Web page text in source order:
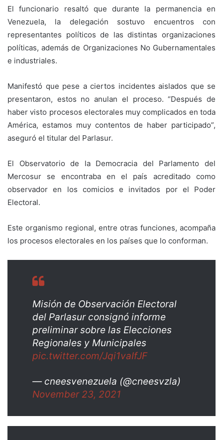
El funcionario resaltó que durante la permanencia en
Venezuela, la delegación sostuvo encuentros con
representantes políticos de las distintas organizaciones
políticas, además de Organizaciones No Gubernamentales
e industriales.
Manifestó que pese a ciertos incidentes aislados que se
presentaron, estos no anulan el proceso. “Después de
haber visto procesos electorales muy complicados en toda
América, estamos muy contentos de haber participado”,
aseguró el titular del Parlasur.
El Observatorio de la Democracia del Parlamento del
Mercosur se encontraba en el país acreditado como
observador en los comicios e invitados por el Poder
Electoral.
Este organismo regional, entre otras funciones, acompaña
los procesos electorales en los países que lo conforman.
Misión de Observación Electoral
del Parlasur consignó informe
preliminar sobre las Elecciones
Regionales y Municipales
pic.twitter.com/Jqi1vaIfJF
— cneesvenezuela (@cneesvzla)
November 23, 2021